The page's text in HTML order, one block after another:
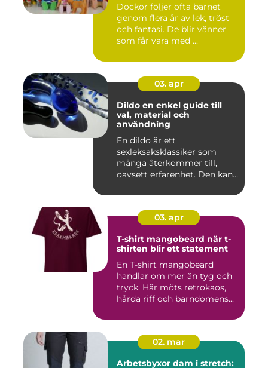
Dockor följer ofta barnet
genom flera år av lek, tröst
och fantasi. De blir vänner
som får vara med ...
03. apr
Dildo en enkel guide till
val, material och
användning
En dildo är ett
sexleksaksklassiker som
många återkommer till,
oavsett erfarenhet. Den kan
03. apr
T-shirt mangobeard när t-
shirten blir ett statement
En T-shirt mangobeard
handlar om mer än tyg och
tryck. Här möts retrokaos,
hårda riff och barndomens...
02. mar
Arbetsbyxor dam i stretch: